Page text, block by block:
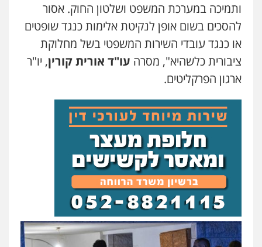
ותמיכה במערכת המשפט ושלטון החוק. אסור
להסכים בשום אופן לנקיטת אלימות כנגד שופטים
או כנגד עובדי השירות המשפטי בשל מחלוקת
ציבורית כלשהיא", מסרה עו"ד אורית קורין, יו"ר
ארגון הפרקליטים.